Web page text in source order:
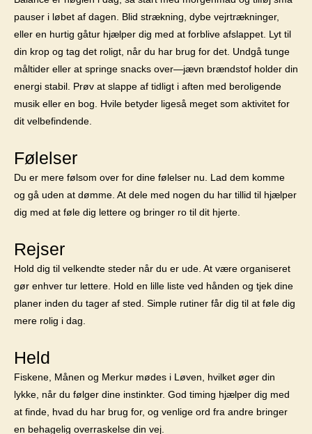
pauser i løbet af dagen. Blid strækning, dybe vejrtrækninger,
eller en hurtig gåtur hjælper dig med at forblive afslappet. Lyt til
din krop og tag det roligt, når du har brug for det. Undgå tunge
måltider eller at springe snacks over—jævn brændstof holder din
energi stabil. Prøv at slappe af tidligt i aften med beroligende
musik eller en bog. Hvile betyder ligeså meget som aktivitet for
dit velbefindende.
Følelser
Du er mere følsom over for dine følelser nu. Lad dem komme
og gå uden at dømme. At dele med nogen du har tillid til hjælper
dig med at føle dig lettere og bringer ro til dit hjerte.
Rejser
Hold dig til velkendte steder når du er ude. At være organiseret
gør enhver tur lettere. Hold en lille liste ved hånden og tjek dine
planer inden du tager af sted. Simple rutiner får dig til at føle dig
mere rolig i dag.
Held
Fiskene, Månen og Merkur mødes i Løven, hvilket øger din
lykke, når du følger dine instinkter. God timing hjælper dig med
at finde, hvad du har brug for, og venlige ord fra andre bringer
en behagelig overraskelse din vej.